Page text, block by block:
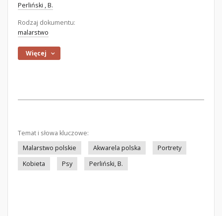
Perliński , B.
Rodzaj dokumentu:
malarstwo
Więcej
Temat i słowa kluczowe:
Malarstwo polskie
Akwarela polska
Portrety
Kobieta
Psy Perliński, B.